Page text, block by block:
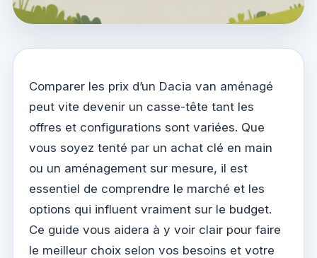
Comparer les prix d’un Dacia van aménagé
peut vite devenir un casse-tête tant les
offres et configurations sont variées. Que
vous soyez tenté par un achat clé en main
ou un aménagement sur mesure, il est
essentiel de comprendre le marché et les
options qui influent vraiment sur le budget.
Ce guide vous aidera à y voir clair pour faire
le meilleur choix selon vos besoins et votre